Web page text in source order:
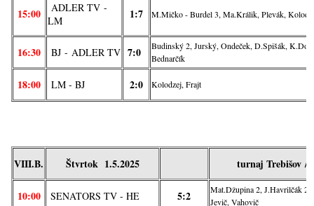
15:00 ADLER TV -
LM
1:7 M.Mičko - Burdel 3, Ma.Králik, Plevák,
16:30 BJ - ADLER TV 7:0
Budinský 2, Jurský, Ondeček, D.Spišák,
Bednarčík
18:00 LM - BJ 2:0 Kolodzej, Frajt
VIII.B. Štvrtok 1.5.2025 turnaj Trebišov/
10:00 SENATORS TV - HE 5:2
Mat.Džupina 2, J.Havrilčák 2,
Jevič, Vahovič